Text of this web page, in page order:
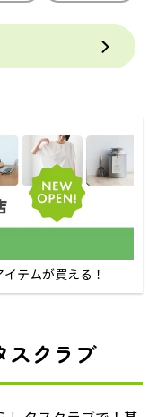
テムが買える！
スクラブ